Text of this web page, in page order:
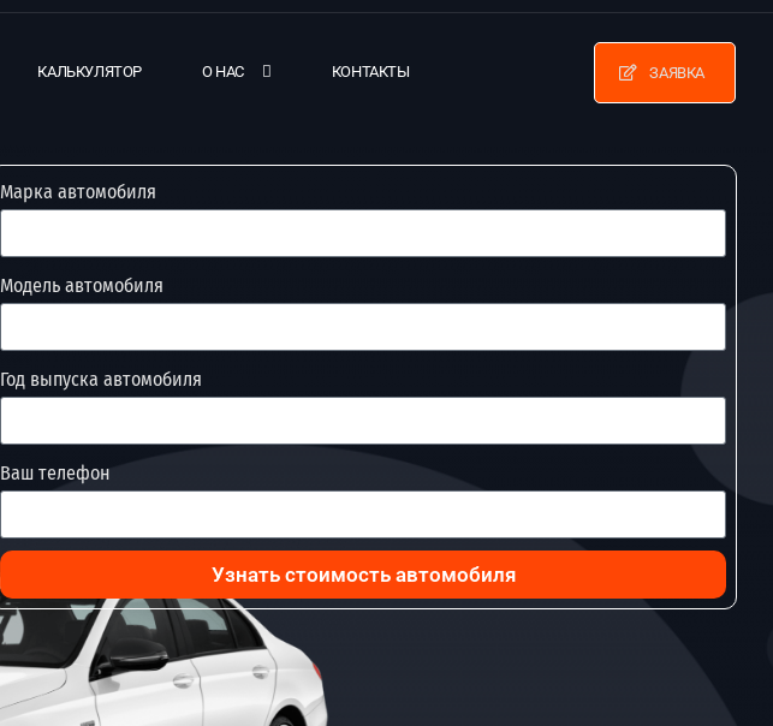
КАЛЬКУЛЯТОР О НАС КОНТАКТЫ ЗАЯВКА
Марка автомобиля
Модель автомобиля
Год выпуска автомобиля
Ваш телефон
Узнать стоимость автомобиля